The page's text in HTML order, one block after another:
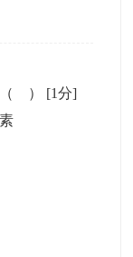
（ ） [1分]